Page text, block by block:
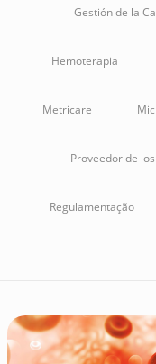
Gestión de la
Hemoterapia
Metricare
Proveedor de
Regulamentação